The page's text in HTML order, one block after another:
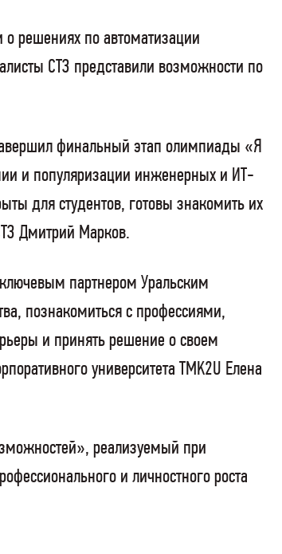
решениях по автоматизации
СТЗ представили возможности по
финальный этап олимпиады «Я
и популяризации инженерных и ИТ-
для студентов, готовы знакомить их
Дмитрий Марков.
партнером Уральским
познакомиться с профессиями,
и принять решение о своем
университета TMK2U Елена
реализуемый при
и личностного роста